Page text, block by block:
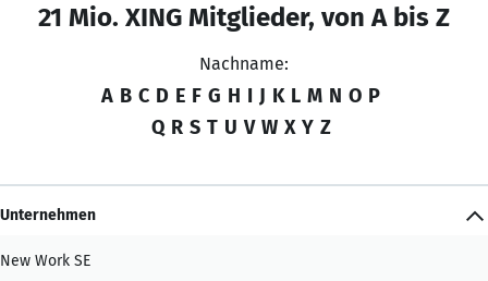
21 Mio. XING Mitglieder, von A bis Z
Nachname:
A B C D E F G H I J K L M N O P
Q R S T U V W X Y Z
Unternehmen
New Work SE